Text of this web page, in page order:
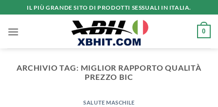
ai
contenuti
IL PIÙ GRANDE SITO DI PRODOTTI SESSUALI IN ITALIA.
0
ARCHIVIO TAG: MIGLIOR RAPPORTO QUALITÀ
PREZZO BIC
SALUTE MASCHILE